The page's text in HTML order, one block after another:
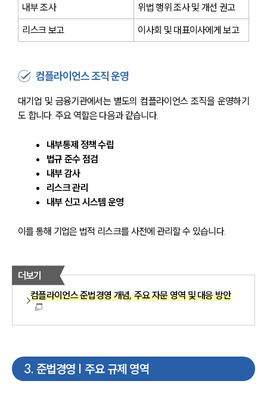
내부 조사
위법 행위 조사 및 개선 권고
리스크 보고
이사회 및 대표이사에게 보고
컴플라이언스 조직 운영
대기업 및 금융기관에서는 별도의 컴플라이언스 조직을 운영하기
도 합니다. 주요 역할은 다음과 같습니다.
내부통제 정책 수립
법규 준수 점검
내부 감사
리스크 관리
내부 신고 시스템 운영
이를 통해 기업은 법적 리스크를 사전에 관리할 수 있습니다.
더보기
컴플라이언스 준법경영 개념, 주요 자문 영역 및 대응 방안
3. 준법경영 | 주요 규제 영역